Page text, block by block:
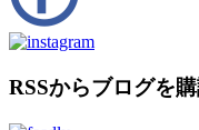
RSSからブログを